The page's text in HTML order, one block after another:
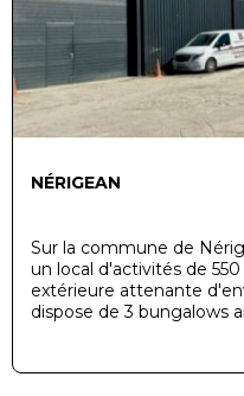
NÉRIGEAN
Sur la commune de
un local d'activités de
extérieure attenante
dispose de 3 bungalows